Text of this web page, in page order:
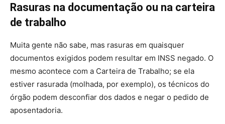
Rasuras na documentação ou na carteira
de trabalho
Muita gente não sabe, mas rasuras em quaisquer
documentos exigidos podem resultar em INSS negado. O
mesmo acontece com a Carteira de Trabalho; se ela
estiver rasurada (molhada, por exemplo), os técnicos do
órgão podem desconfiar dos dados e negar o pedido de
aposentadoria.